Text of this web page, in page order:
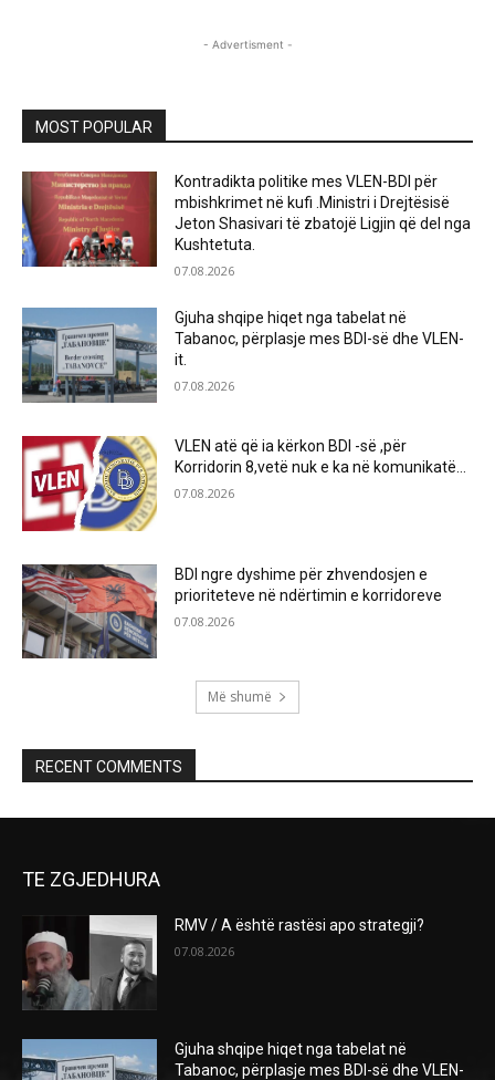
- Advertisment -
MOST POPULAR
Kontradikta politike mes VLEN-BDI për
mbishkrimet në kufi .Ministri i Drejtësisë
Jeton Shasivari të zbatojë Ligjin që del nga
Kushtetuta.
07.08.2026
Gjuha shqipe hiqet nga tabelat në
Tabanoc, përplasje mes BDI-së dhe VLEN-
it.
07.08.2026
VLEN atë që ia kërkon BDI -së ,për
Korridorin 8,vetë nuk e ka në komunikatë…
07.08.2026
BDI ngre dyshime për zhvendosjen e
prioriteteve në ndërtimin e korridoreve
07.08.2026
Më shumë
RECENT COMMENTS
TE ZGJEDHURA
RMV / A është rastësi apo strategji?
07.08.2026
Gjuha shqipe hiqet nga tabelat në
Tabanoc, përplasje mes BDI-së dhe VLEN-